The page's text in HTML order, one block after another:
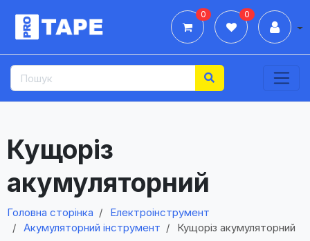
0 0
Кущоріз
акумуляторний
Головна сторінка
Електроінструмент
Акумуляторний інструмент
Кущоріз акумуляторний